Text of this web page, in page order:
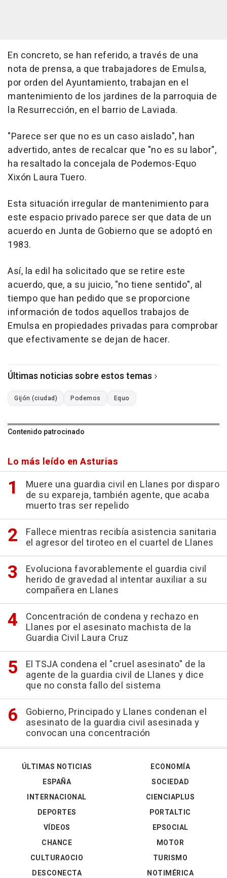
En concreto, se han referido, a través de una
nota de prensa, a que trabajadores de Emulsa,
por orden del Ayuntamiento, trabajan en el
mantenimiento de los jardines de la parroquia de
la Resurrección, en el barrio de Laviada.
"Parece ser que no es un caso aislado", han
advertido, antes de recalcar que "no es su labor",
ha resaltado la concejala de Podemos-Equo
Xixón Laura Tuero.
Esta situación irregular de mantenimiento para
este espacio privado parece ser que data de un
acuerdo en Junta de Gobierno que se adoptó en
1983.
Así, la edil ha solicitado que se retire este
acuerdo, que, a su juicio, "no tiene sentido", al
tiempo que han pedido que se proporcione
información de todos aquellos trabajos de
Emulsa en propiedades privadas para comprobar
que efectivamente se dejan de hacer.
Últimas noticias sobre estos temas
Gijón (ciudad) Podemos Equo
Contenido patrocinado
Lo más leído en Asturias
Muere una guardia civil en Llanes por disparo
de su expareja, también agente, que acaba
muerto tras ser repelido
Fallece mientras recibía asistencia sanitaria
el agresor del tiroteo en el cuartel de Llanes
Evoluciona favorablemente el guardia civil
herido de gravedad al intentar auxiliar a su
compañera en Llanes
Concentración de condena y rechazo en
Llanes por el asesinato machista de la
Guardia Civil Laura Cruz
El TSJA condena el "cruel asesinato" de la
agente de la guardia civil de Llanes y dice
que no consta fallo del sistema
Gobierno, Principado y Llanes condenan el
asesinato de la guardia civil asesinada y
convocan una concentración
ÚLTIMAS NOTICIAS
ESPAÑA
INTERNACIONAL
DEPORTES
VÍDEOS
ECONOMÍA
SOCIEDAD
CIENCIAPLUS
PORTALTIC
EPSOCIAL
CHANCE
CULTURAOCIO
DESCONECTA
MOTOR
TURISMO
NOTIMÉRICA